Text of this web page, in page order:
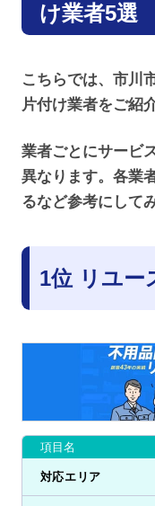
け業者5選
こちらでは、市川
片付け業者をご紹
業者ごとにサービ
異なります。各業
るなど参考にして
1位 リユー
項目名
対応エリア